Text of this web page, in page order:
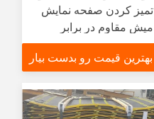
تمیز کردن صفحه نمایش
میش مقاوم در برابر
خوردگی
بهترین قیمت رو بدست بیار